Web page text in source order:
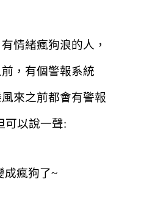
情緒瘋狗浪的人，
，有個警報系統
來之前都會有警報
可以說一聲:
成瘋狗了~